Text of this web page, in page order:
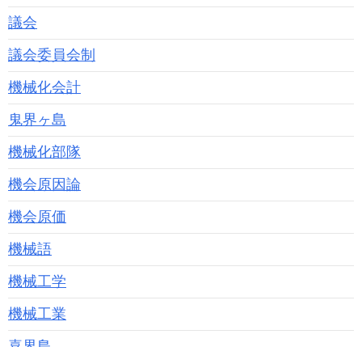
議会
議会委員会制
機械化会計
鬼界ヶ島
機械化部隊
機会原因論
機会原価
機械語
機械工学
機械工業